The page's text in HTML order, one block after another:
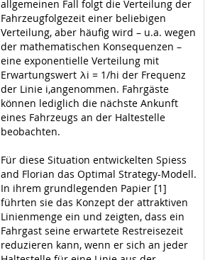
allgemeinen Fall folgt die Verteilung der
Fahrzeugfolgezeit einer beliebigen
Verteilung, aber häufig wird – u.a. wegen
der mathematischen Konsequenzen –
eine exponentielle Verteilung mit
Erwartungswert λi = 1/hi der Frequenz
der Linie i,angenommen. Fahrgäste
können lediglich die nächste Ankunft
eines Fahrzeugs an der Haltestelle
beobachten.
Für diese Situation entwickelten Spiess
and Florian das Optimal Strategy-Modell.
In ihrem grundlegenden Papier [1]
führten sie das Konzept der attraktiven
Linienmenge ein und zeigten, dass ein
Fahrgast seine erwartete Restreisezeit
reduzieren kann, wenn er sich an jeder